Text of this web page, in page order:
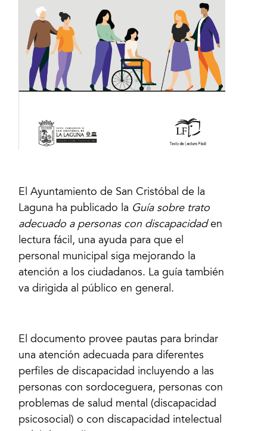
El Ayuntamiento de San Cristóbal de la
Laguna ha publicado la Guía sobre trato
adecuado a personas con discapacidaden
lectura fácil, una ayuda para que el
personal municipal siga mejorando la
atención a los ciudadanos. La guía también
va dirigida al público en general.
El documento provee pautas para brindar
una atención adecuada para diferentes
perfiles de discapacidad incluyendo a las
personas con sordoceguera, personas con
problemas de salud mental (discapacidad
psicosocial) o con discapacidad intelectual